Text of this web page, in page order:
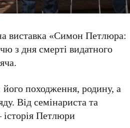
виставка «Симон Петлюра:
з дня смерті видатного
походження, родину, а
Від семінариста та
історія Петлюри